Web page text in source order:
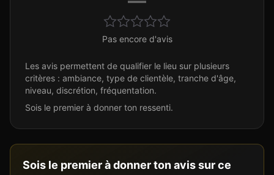
Pas encore d'avis
Les avis permettent de qualifier le lieu sur plusieurs
critères : ambiance, type de clientèle, tranche d'âge,
niveau, discrétion, fréquentation.
Sois le premier à donner ton ressenti.
Sois le premier à donner ton avis sur ce